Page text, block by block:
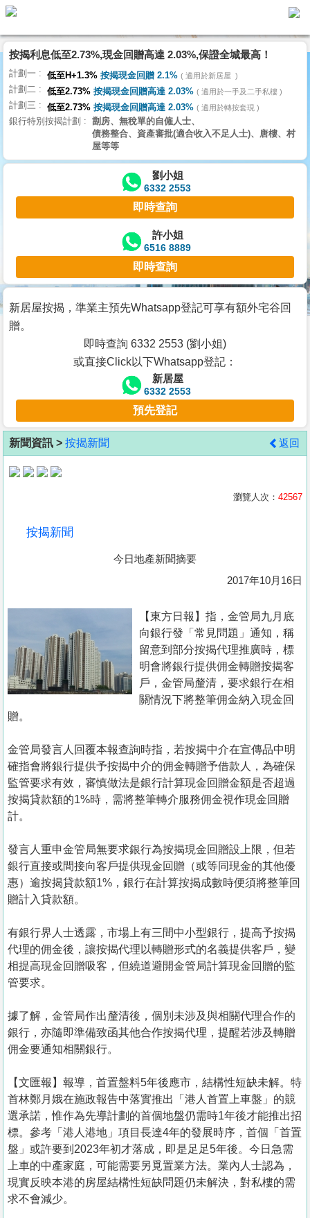
代
理
主
頁
搵
樓/
交
業
主
宅
谷
按
客
地
產
業
手
冊
關
我
們
按揭利息低至2.73%,現金回贈高達 2.03%,保證全城最高！
計劃一 低至H+1.3% 按揭現金回贈 2.1% 適用於新居屋
計劃二 低至2.73% 按揭現金回贈高達 2.03% 適用於一手及二手私樓
計劃三 低至2.73% 按揭現金回贈高達 2.03% 適用於轉按套現
銀行特別按揭計劃
劏房、無稅單的自僱人士、
債務整合、資產審批(適合收入不足人士)、唐樓、村
屋等等
劉小姐
6332 2553
即時查詢
許小姐
6516 8889
即時查詢
新居屋按揭，準業主預先Whatsapp登記可享有額外宅谷回
贈。
即時查詢 6332 2553 (劉小姐)
或直接Click以下Whatsapp登記：
新居屋
6332 2553
預先登記
新聞資訊 > 按揭新聞 返回
瀏覽人次： 42567
按揭新聞
今日地產新聞摘要
2017年10月16日
【東方日報】指，金管局九月底
向銀行發「常見問題」通知，稱
留意到部分按揭代理推廣時，標
明會將銀行提供佣金轉贈按揭客
戶，金管局釐清，要求銀行在相
關情況下將整筆佣金納入現金回
贈。
金管局發言人回覆本報查詢時指，若按揭中介在宣傳品中明
確指會將銀行提供予按揭中介的佣金轉贈予借款人，為確保
監管要求有效，審慎做法是銀行計算現金回贈金額是否超過
按揭貸款額的1%時，需將整筆轉介服務佣金視作現金回贈
計。
發言人重申金管局無要求銀行為按揭現金回贈設上限，但若
銀行直接或間接向客戶提供現金回贈（或等同現金的其他優
惠）逾按揭貸款額1%，銀行在計算按揭成數時便須將整筆回
贈計入貸款額。
有銀行界人士透露，市場上有三間中小型銀行，提高予按揭
代理的佣金後，讓按揭代理以轉贈形式的名義提供客戶，變
相提高現金回贈吸客，但繞道避開金管局計算現金回贈的監
管要求。
據了解，金管局作出釐清後，個別未涉及與相關代理合作的
銀行，亦隨即準備致函其他合作按揭代理，提醒若涉及轉贈
佣金要通知相關銀行。
【文匯報】報導，首置盤料5年後應市，結構性短缺未解。特
首林鄭月娥在施政報告中落實推出「港人首置上車盤」的競
選承諾，惟作為先導計劃的首個地盤仍需時1年後才能推出招
標。參考「港人港地」項目長達4年的發展時序，首個「首置
盤」或許要到2023年初才落成，即是足足5年後。今日急需
上車的中產家庭，可能需要另覓置業方法。業內人士認為，
現實反映本港的房屋結構性短缺問題仍未解決，對私樓的需
求不會減少。